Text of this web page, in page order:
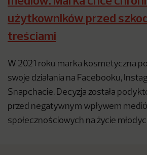
użytkowników przed
treściami
W 2021 roku marka kosmetyczna
swoje działania na Facebooku,
Snapchacie. Decyzja została
przed negatywnym wpływem
społecznościowych na życie